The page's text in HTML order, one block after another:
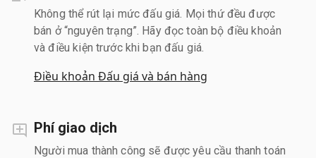
Không thể rút lại mức đấu giá. Mọi thứ đều được
bán ở “nguyên trạng”. Hãy đọc toàn bộ điều khoản
và điều kiện trước khi bạn đấu giá.
Điều khoản Đấu giá và bán hàng
Phí giao dịch
Người mua thành công sẽ được yêu cầu thanh toán